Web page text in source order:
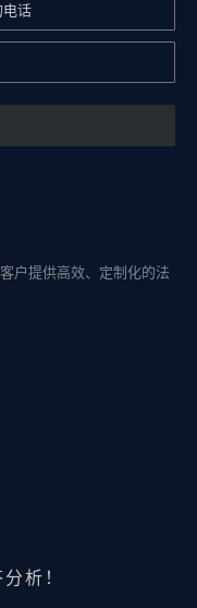
户提供高效、定制化的法
析！